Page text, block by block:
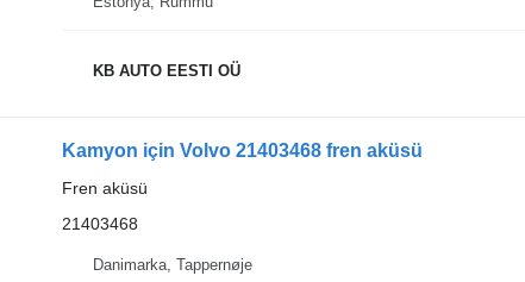
KB AUTO EESTI OÜ
Kamyon için Volvo 21403468 fren aküsü
Fren aküsü
21403468
Danimarka, Tappernøje